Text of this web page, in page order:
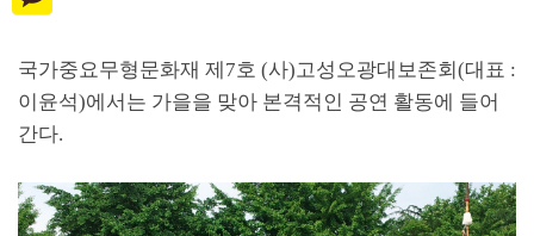
국가중요무형문화재 제 7호 (사)고성오광대보존회(대표 :
이윤석)에서는 가을을 맞아 본격적인 공연 활동에 들어
간다.